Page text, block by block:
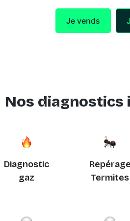
Je vends
Nos diagnostics
Diagnostic
gaz
Repérage
Termites